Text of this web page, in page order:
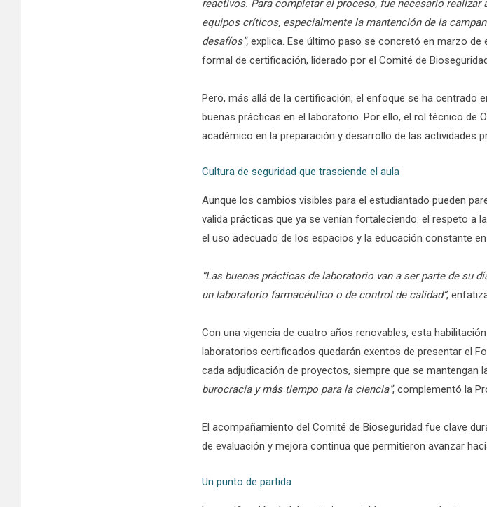
reactivos. Para completar el proceso, fue necesario
equipos críticos, especialmente la mantención de la
desafíos”, explica. Ese último paso se concretó en marzo
formal de certificación, liderado por el Comité de
Pero, más allá de la certificación, el enfoque se ha centrado
buenas prácticas en el laboratorio. Por ello, el rol técnico de
académico en la preparación y desarrollo de las actividades
Cultura de seguridad que trasciende el aula
Aunque los cambios visibles para el estudiantado pueden
valida prácticas que ya se venían fortaleciendo: el respeto a
el uso adecuado de los espacios y la educación constante
“Las buenas prácticas de laboratorio van a ser parte de su
un laboratorio farmacéutico o de control de calidad”,
Con una vigencia de cuatro años renovables, esta
laboratorios certificados quedarán exentos de presentar el
cada adjudicación de proyectos, siempre que se mantengan
burocracia y más tiempo para la ciencia”, complementó la
El acompañamiento del Comité de Bioseguridad fue clave
de evaluación y mejora continua que permitieron avanzar
Un punto de partida